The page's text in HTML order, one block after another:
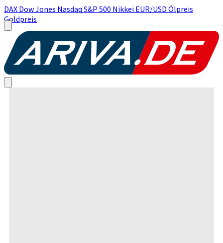
DAX Dow Jones Nasdaq S&P 500 Nikkei EUR/USD Ölpreis
Goldpreis